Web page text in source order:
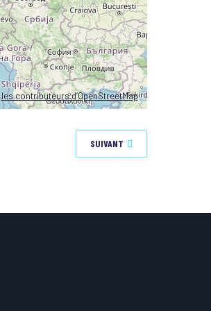
les contributeurs d’OpenStreetMap
SUIVANT